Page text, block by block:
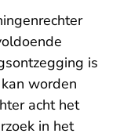
is
worden
acht het
in het